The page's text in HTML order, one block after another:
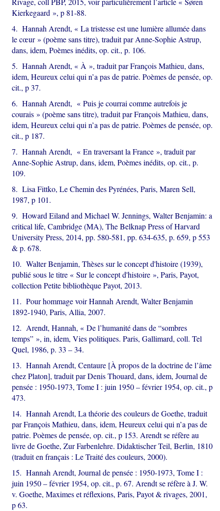
Kierkegaard », p 81-88.
4. Hannah Arendt, « La tristesse est une lumière allumée dans
le cœur » (poème sans titre), traduit par Anne-Sophie Astrup,
dans, idem, Poèmes inédits, op. cit., p. 106.
5. Hannah Arendt, « À », traduit par François Mathieu, dans,
idem, Heureux celui qui n’a pas de patrie. Poèmes de pensée, op.
cit., p 37.
6. Hannah Arendt, « Puis je courrai comme autrefois je
courais » (poème sans titre), traduit par François Mathieu, dans,
idem, Heureux celui qui n’a pas de patrie. Poèmes de pensée, op.
cit., p 187.
7. Hannah Arendt, « En traversant la France », traduit par
Anne-Sophie Astrup, dans, idem, Poèmes inédits, op. cit., p.
109.
8. Lisa Fittko, Le Chemin des Pyrénées, Paris, Maren Sell,
1987, p 101.
9. Howard Eiland and Michael W. Jennings, Walter Benjamin: a
critical life, Cambridge (MA), The Belknap Press of Harvard
University Press, 2014, pp. 580-581, pp. 634-635, p. 659, p 553
& p. 678.
10. Walter Benjamin, Thèses sur le concept d'histoire (1939),
publié sous le titre « Sur le concept d'histoire », Paris, Payot,
collection Petite bibliothèque Payot, 2013.
11. Pour hommage voir Hannah Arendt, Walter Benjamin
1892-1940, Paris, Allia, 2007.
12. Arendt, Hannah, « De l’humanité dans de “sombres
temps” », in, idem, Vies politiques. Paris, Gallimard, coll. Tel
Quel, 1986, p. 33 – 34.
13. Hannah Arendt, Centaure [À propos de la doctrine de l’âme
chez Platon], traduit par Denis Thouard, dans, idem, Journal de
pensée : 1950-1973, Tome I : juin 1950 – février 1954, op. cit., p
473.
14. Hannah Arendt, La théorie des couleurs de Goethe, traduit
par François Mathieu, dans, idem, Heureux celui qui n’a pas de
patrie. Poèmes de pensée, op. cit., p 153. Arendt se réfère au
livre de Goethe, Zur Farbenlehre. Didaktischer Teil, Berlin, 1810
(traduit en français : Le Traité des couleurs, 2000).
15. Hannah Arendt, Journal de pensée : 1950-1973, Tome I :
juin 1950 – février 1954, op. cit., p. 67. Arendt se réfère à J. W.
v. Goethe, Maximes et réflexions, Paris, Payot & rivages, 2001,
p 63.